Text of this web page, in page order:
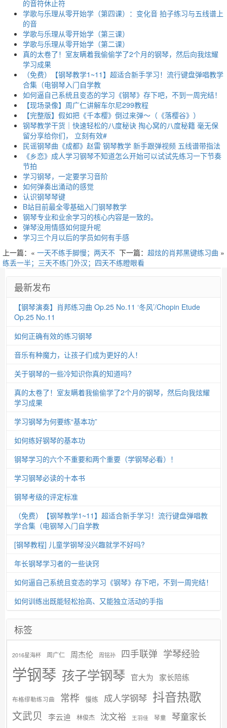
的音符休止符
学歌与乐理从零开始学（第四课）：变化音 拍子练习与五线谱上
的音
学歌与乐理从零开始学（第三课）
学歌与乐理从零开始学（第二课）
真的太卷了！室友瞒着我偷偷学了2个月的钢琴，然后向我炫耀
学习成果
（免费）【钢琴教学1~11】超适合新手学习！流行键盘弹唱教学
合集（电钢琴入门自学教
如何逼自己系统且变态的学习《钢琴》存下吧，不到一周完结！
【现场录像】周广仁讲解车尔尼299教程
【完整版】假如把《千本樱》倒过来弹～（《落樱谷》）
钢琴教学干货｜快速轻松的八度秘诀 掏心窝的八度秘籍 毫无保
留分享给你们， 立刻有效#
民谣钢琴曲《成都》赵雷 钢琴教学 新手跟弹视频 五线谱带指法
《乡恋》成人学习钢琴不知道怎么开始可以试试先练习一下节奏
节拍
学习钢琴，一定要学习音阶
如何弹奏出涌动的感觉
认识钢琴琴键
B站目前最全零基础入门钢琴教学
钢琴专业和业余学习的核心内容是一致的。
弹琴没用情感如何提升呢
学习三个月以后的学员如何有手感
下一篇： 超炫的肖邦黑键练习曲 »
上一篇：« 一天不练手脚慢；两天不
练丢一半；三天不练门外汉；四天不练瞪眼看
最新发布
【钢琴演奏】肖邦练习曲 Op.25 No.11 ‘冬风’/Chopin Etude
Op.25 No.11
如何正确有效的练习钢琴
音乐有种魔力，让孩子们成为更好的人！
关于钢琴的一些冷知识你真的知道吗?
真的太卷了！室友瞒着我偷偷学了2个月的钢琴，然后向我炫耀
学习成果
学习钢琴为何要练“基本功”
如何练好钢琴的基本功
钢琴学习的六个不重要和两个重要（学钢琴必看）！
学习钢琴必读的十本书
钢琴考级的评定标准
（免费）【钢琴教学1~11】超适合新手学习！流行键盘弹唱教
学合集（电钢琴入门自学教
[钢琴教程] 儿童学钢琴没兴趣就学不好吗?
年长钢琴学习者的一些诀窍
如何逼自己系统且变态的学习《钢琴》存下吧，不到一周完结！
如何训练出既能轻松抬高、又能独立活动的手指
标签
2016星海杯 周广仁 周杰伦 周铭孙 四手联弹 学琴经验
学钢琴 孩子学钢琴 官大为 家长陪练
布格缪勒练习曲 常桦 慢练 成人学钢琴 抖音热歌
文武贝 李云迪 林俊杰 沈文裕 王羽佳 琴童 琴童家长